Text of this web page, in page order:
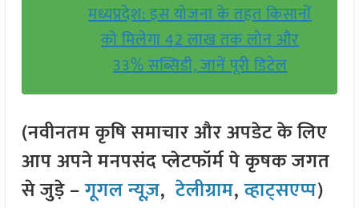
मध्यप्रदेश: इस योजना के तहत किसानों
को मिलेगा 42 लाख तक लोन और
33% सब्सिडी, जानें पूरी डिटेल
(नवीनतम कृषि समाचार और अपडेट के लिए
आप अपने मनपसंद प्लेटफॉर्म पे कृषक जगत
से जुड़े –गूगल न्यूज़,टेलीग्राम,व्हाट्सएप्प)